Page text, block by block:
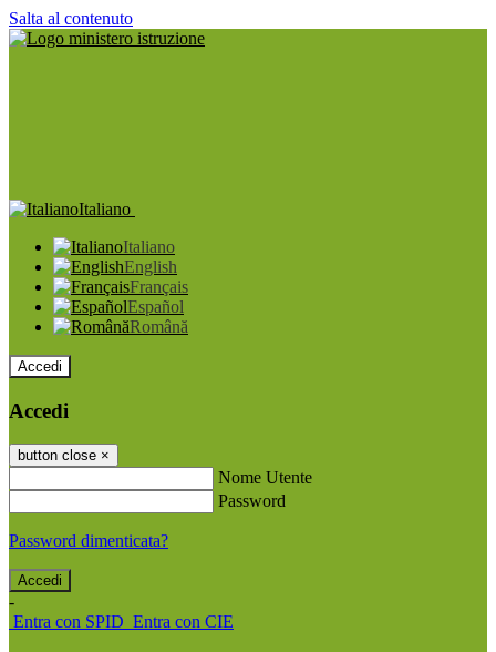
Salta al contenuto
Italiano
Italiano
English
Français
Español
Română
Accedi
Accedi
button close ×
Nome Utente
Password
Password dimenticata?
-
Entra con SPID Entra con CIE